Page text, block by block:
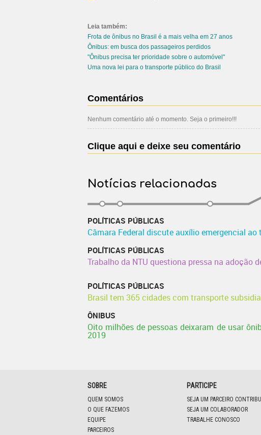
Leia também:
Frota de ônibus no Brasil é a mais velha em 27 anos
Ônibus: em busca dos passageiros perdidos
"Ônibus precisa ter prioridade sobre o automóvel"
Uma nova lei para o transporte público do Brasil
Comentários
Nenhum comentário até o momento. Seja o primeiro!!!
Clique aqui e deixe seu comentário
Notícias relacionadas
POLÍTICAS PÚBLICAS
Câmara Federal discute auxílio emergencial
POLÍTICAS PÚBLICAS
Trabalho da NTU questiona pressa na adoção
POLÍTICAS PÚBLICAS
Brasil tem 365 cidades com transporte
ÔNIBUS
Oito milhões de pessoas deixaram de usar
2019
SOBRE
QUEM SOMOS
O QUE FAZEMOS
EQUIPE
PARCEIROS
PARTICIPE
SEJA UM PARCEIRO
SEJA UM COLABORADOR
TRABALHE CONOSCO